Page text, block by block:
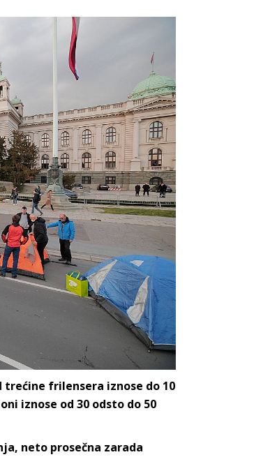
frilensera iznose do 10
iznose od 30 odsto do 50
neto prosečna zarada